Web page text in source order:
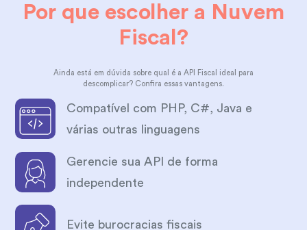
Por que escolher a Nuvem
Fiscal?
Ainda está em dúvida sobre qual é a API Fiscal ideal para
descomplicar? Confira essas vantagens.
Compatível com PHP, C#, Java e
várias outras linguagens
Gerencie sua API de forma
independente
Evite burocracias fiscais